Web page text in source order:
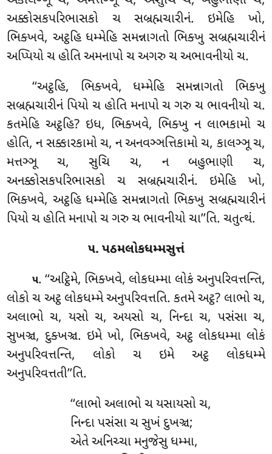
અક્કોસકપરિભાસકો ચ સબ્રહ્મચારીનં. ઇમેહિ ખો,
ભિક્ખવે, અટ્ઠહિ ધમ્મેહિ સમન્નાગતો ભિક્ખુ સબ્રહ્મચારીનં
અપ્પિયો ચ હોતિ અમનાપો ચઅગરુ ચ અભાવનીયો ચ.
‘‘અટ્ઠહિ, ભિક્ખવે, ધમ્મેહિ સમન્નાગતો ભિક્ખુ
સબ્રહ્મચારીનં પિયો ચ હોતિ મનાપો ચ ગરુ ચ ભાવનીયો ચ.
કતમેહિ અટ્ઠહિ? ઇધ, ભિક્ખવે, ભિક્ખુ ન લાભકામો ચ
હોતિ, ન સક્કારકામો ચ, ન અનવઞ્ઞત્તિકામો ચ, કાલઞ્ઞૂ ચ,
મત્તઞ્ઞૂ ચ, સુચિ ચ, ન બહુભાણી ચ,
અનક્કોસકપરિભાસકો ચ સબ્રહ્મચારીનં. ઇમેહિ ખો,
ભિક્ખવે, અટ્ઠહિ ધમ્મેહિ સમન્નાગતો ભિક્ખુ સબ્રહ્મચારીનં
પિયો ચ હોતિ મનાપો ચ ગરુ ચ ભાવનીયો ચા’’તિ. ચતુત્થં.
૫. પઠમલોકધમ્મસુત્તં
૫. ‘‘અટ્ઠિમે, ભિક્ખવે, લોકધમ્મા લોકં અનુપરિવત્તન્તિ,
લોકો ચ અટ્ઠ લોકધમ્મે અનુપરિવત્તતિ. કતમે અટ્ઠ? લાભોચ,
અલાભો ચ, યસો ચ, અયસો ચ, નિન્દા ચ, પસંસા ચ,
સુખઞ્ચ, દુક્ખઞ્ચ. ઇમે ખો, ભિક્ખવે, અટ્ઠ લોકધમ્મા લોકં
અનુપરિવત્તન્તિ, લોકો ચ ઇમે અટ્ઠ લોકધમ્મે
અનુપરિવત્તતી’’તિ.
‘‘લાભો અલાભો ચ યસાયસો ચ,
નિન્દા પસંસા ચ સુખં દુખઞ્ચ;
એતેઅનિચ્ચા મનુજેસુ ધમ્મા,